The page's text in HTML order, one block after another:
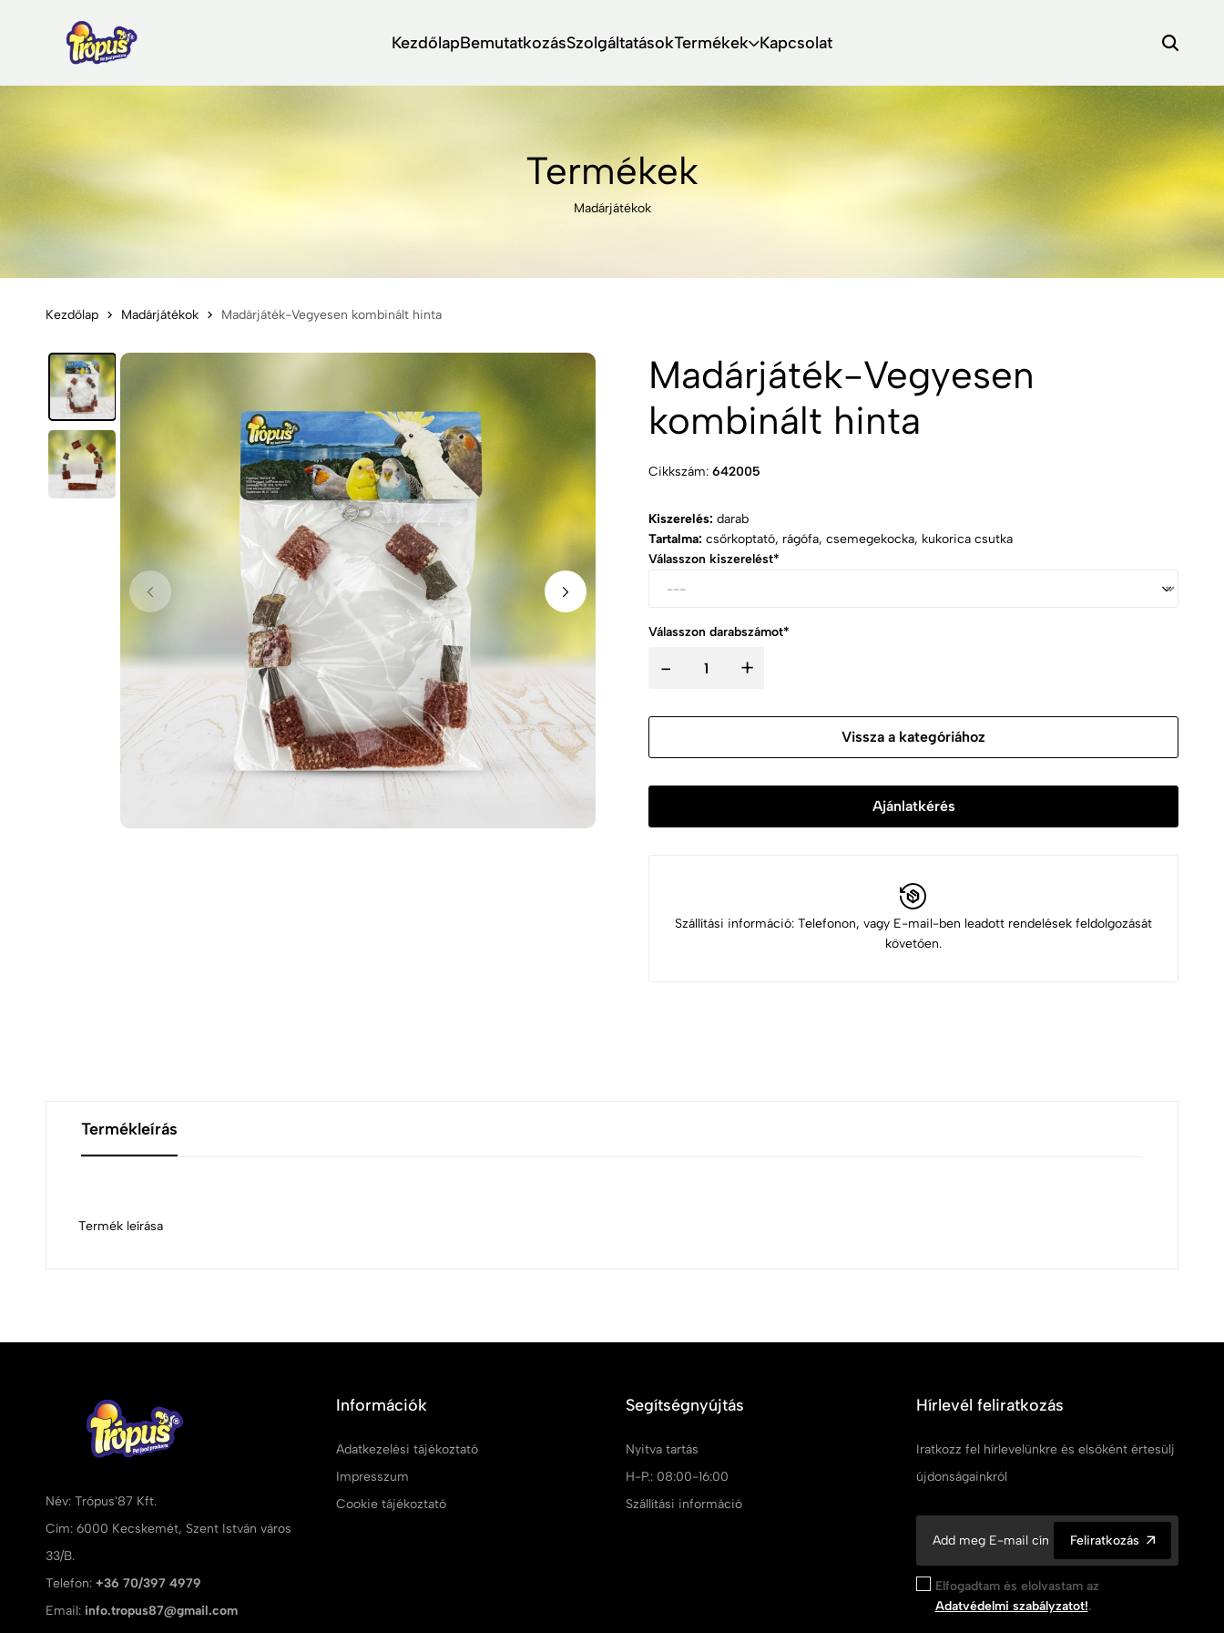
KezdőlapBemutatkozásSzolgáltatásokTermékek Kapcsolat
Termékek
Madárjátékok
Kezdőlap Madárjátékok Madárjáték-Vegyesen kombinált hinta
Madárjáték-Vegyesen
kombinált hinta
Cikkszám: 642005
Kiszerelés: darab
Tartalma: csőrkoptató, rágófa, csemegekocka, kukorica csutka
Válasszon kiszerelést*
Válasszon darabszámot*
- +
Vissza a kategóriához
Ajánlatkérés
Szállítási információ: Telefonon, vagy E-mail-ben leadott rendelések feldolgozását
követően.
Termékleírás
Termék leírása
Név: Trópus'87 Kft.
Cím: 6000 Kecskemét, Szent István város
33/B.
Telefon: +36 70/397 4979
Email: info.tropus87@gmail.com
Információk
Adatkezelési tájékoztató
Impresszum
Cookie tájékoztató
Segítségnyújtás
Nyitva tartás
H-P.: 08:00-16:00
Szállítási információ
Hírlevél feliratkozás
Iratkozz fel hírlevelünkre és elsőként értesülj
újdonságainkról
Feliratkozás
Elfogadtam és elolvastam az
Adatvédelmi szabályzatot!.